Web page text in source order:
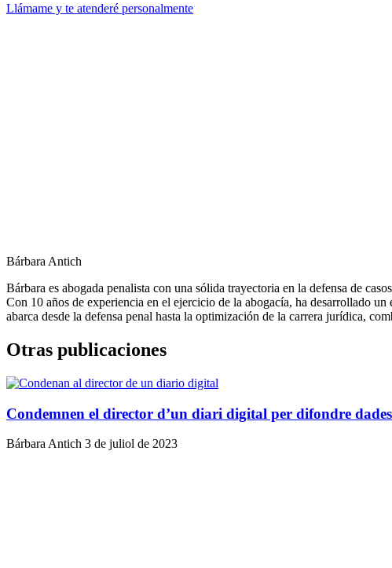
Llámame y te atenderé personalmente
Bárbara Antich
Bárbara es abogada penalista con una sólida trayectoria en la defensa de
Con 10 años de experiencia en el ejercicio de la abogacía, ha desarrollado
abarca desde la defensa penal hasta la optimización de la carrera jurídica,
Otras publicaciones
Condemnen el director d’un diari digital per difondre
Bárbara Antich 3 de juliol de 2023